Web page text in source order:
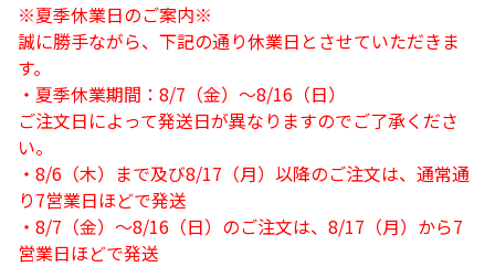
※夏季休業日のご案内※
誠に勝手ながら、下記の通り休業日とさせていただきま
す。
・夏季休業期間：8/7（金）～8/16（日）
ご注文日によって発送日が異なりますのでご了承くださ
い。
・8/6（木）まで及び8/17（月）以降のご注文は、通常通
り7営業日ほどで発送
・8/7（金）～8/16（日）のご注文は、8/17（月）から7
営業日ほどで発送